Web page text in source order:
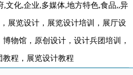
,文化,企业,多媒体,地方特色,食品,,异
展览设计，展览设计培训，展厅设
物馆，原创设计，设计兵团培训，
教程，展览设计教程